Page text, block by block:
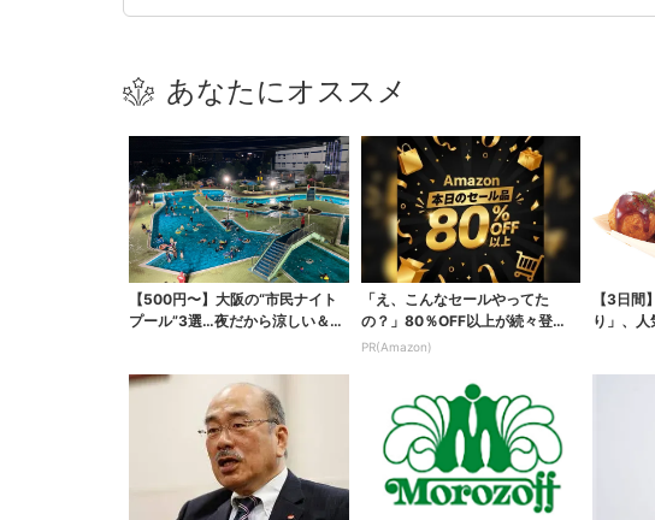
あなたにオススメ
【500円〜】大阪の“市民ナイト
プール”3選…夜だから涼しい＆コ
「え、こんなセールやってた
の？」80％OFF以上が続々登
場！Amazonの本気が...
PR(Amazon)
【3日間
り」、